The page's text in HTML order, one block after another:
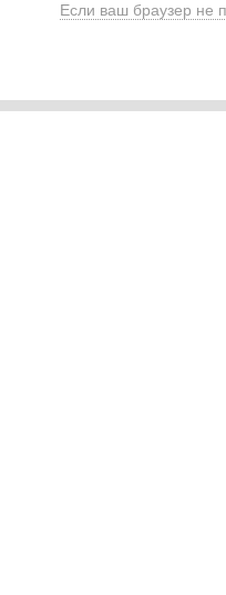
Если ваш браузер не